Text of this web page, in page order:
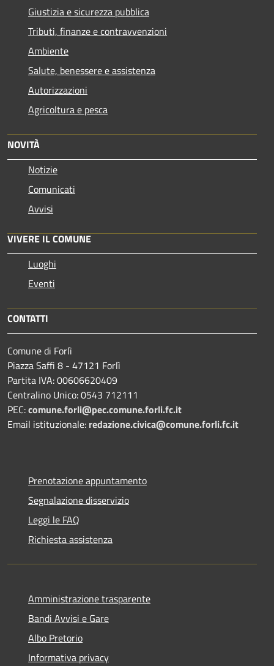
Giustizia e sicurezza pubblica
Tributi, finanze e contravvenzioni
Ambiente
Salute, benessere e assistenza
Autorizzazioni
Agricoltura e pesca
NOVITÀ
Notizie
Comunicati
Avvisi
VIVERE IL COMUNE
Luoghi
Eventi
CONTATTI
Comune di Forlì
Piazza Saffi 8 - 47121 Forlì
Partita IVA: 00606620409
Centralino Unico: 0543 712111
PEC:comune.forli@pec.comune.forli.fc.it
Email istituzionale: redazione.civica@comune.forli.fc.it
Prenotazione appuntamento
Segnalazione disservizio
Leggi le FAQ
Richiesta assistenza
Amministrazione trasparente
Bandi Avvisi e Gare
Albo Pretorio
Informativa privacy